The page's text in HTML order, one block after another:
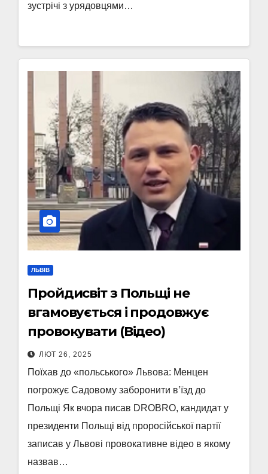
зустрічі з урядовцями…
ЛЬВІВ
Пройдисвіт з Польщі не
вгамовується і продовжує
провокувати (Відео)
ЛЮТ 26, 2025
Поїхав до «польського» Львова: Менцен
погрожує Садовому заборонити вʼїзд до
Польщі Як вчора писав DROBRO, кандидат у
президенти Польщі від проросійської партії
записав у Львові провокативне відео в якому
назвав…